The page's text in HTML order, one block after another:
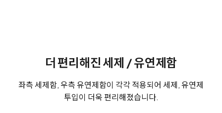
더 편리해진 세제 / 유연제함
좌측 세제함, 우측 유연제함이 각각 적용되어 세제, 유연제
투입이 더욱 편리해졌습니다.